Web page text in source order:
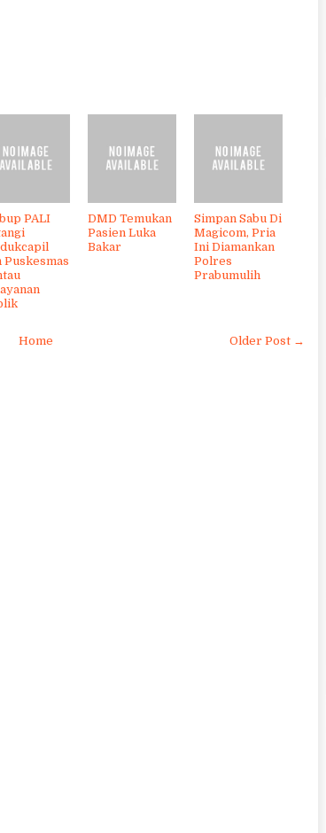
PALI
Puskesmas
DMD Temukan
Pasien Luka
Bakar
Simpan Sabu Di
Magicom, Pria
Ini Diamankan
Polres
Prabumulih
Older Post →
Home